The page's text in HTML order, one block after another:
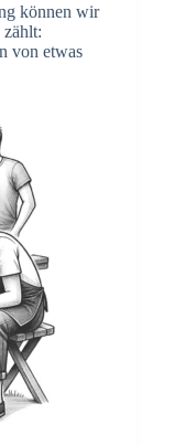
können wir
von etwas